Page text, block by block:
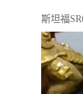
斯坦福